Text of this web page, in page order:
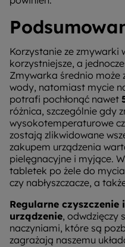
Korzystanie ze zmywarki
korzystniejsze, a
Zmywarka średnio może
wody, natomiast mycie
potrafi pochłonąć nawet
różnica, szczególnie gdy
wysokotemperaturowe
zostają zlikwidowane
zakupem urządzenia
pielęgnacyjne i myjące.
tabletek po żele do
czy nabłyszczacze, a
Regularne czyszczenie
urządzenie, odwdzięczy
naczyniami, które są
zagrażają naszemu